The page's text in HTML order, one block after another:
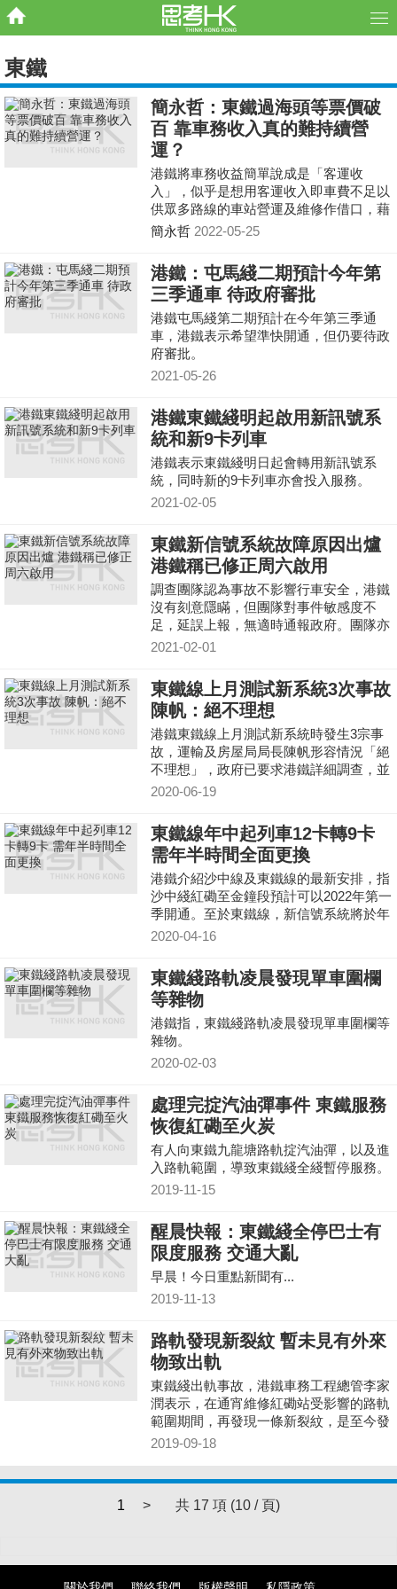
東鐵
簡永哲：東鐵過海頭等票價破
百 靠車務收入真的難持續營
運？
港鐵將車務收益簡單說成是「客運收
入」，似乎是想用客運收入即車費不足以
供眾多路線的車站營運及維修作借口，藉
此「呻窮」，去合理化「需要靠更多商場
上，多年來政府不斷批出鐵路上蓋物業發
展權，令港鐵儼如地產商，被批忘記本
業，這真是本港持續興建及「養住」鐵路
的必然方式？
簡永哲 2022-05-25
港鐵：屯馬綫二期預計今年第
三季通車 待政府審批
港鐵屯馬綫第二期預計在今年第三季通
車，港鐵表示希望準快開通，但仍要待政
府審批。
2021-05-26
港鐵東鐵綫明起啟用新訊號系
統和新9卡列車
港鐵表示東鐵綫明日起會轉用新訊號系
統，同時新的9卡列車亦會投入服務。
2021-02-05
東鐵新信號系統故障原因出爐
港鐵稱已修正周六啟用
調查團隊認為事故不影響行車安全，港鐵
沒有刻意隱瞞，但團隊對事件敏感度不
足，延誤上報，無適時通報政府。團隊亦
未有更深入處理和解決，沒有深入調查問
2021-02-01
東鐵線上月測試新系統3次事故
陳帆：絕不理想
港鐵東鐵線上月測試新系統時發生3宗事
故，運輸及房屋局局長陳帆形容情況「絕
不理想」，政府已要求港鐵詳細調查，並
提交報告。
2020-06-19
東鐵線年中起列車12卡轉9卡
需年半時間全面更換
港鐵介紹沙中線及東鐵線的最新安排，指
沙中綫紅磡至金鐘段預計可以2022年第一
季開通。至於東鐵線，新信號系統將於年
中投入服務，列車將由目前12卡陸續轉為
2020-04-16
東鐵綫路軌凌晨發現單車圍欄
等雜物
港鐵指，東鐵綫路軌凌晨發現單車圍欄等
雜物。
2020-02-03
處理完掟汽油彈事件 東鐵服務
恢復紅磡至火炭
有人向東鐵九龍塘路軌掟汽油彈，以及進
入路軌範圍，導致東鐵綫全綫暫停服務。
2019-11-15
醒晨快報：東鐵綫全停巴士有
限度服務 交通大亂
早晨！今日重點新聞有...
2019-11-13
路軌發現新裂紋 暫未見有外來
物致出軌
東鐵綫出軌事故，港鐵車務工程總管李家
潤表示，在通宵維修紅磡站受影響的路軌
範圍期間，再發現一條新裂紋，是至今發
現的第4條。他認為，裂紋是事後造成的
復紅磡站東鐵的正常服務。
2019-09-18
1 > 共 17 項 (10 / 頁)